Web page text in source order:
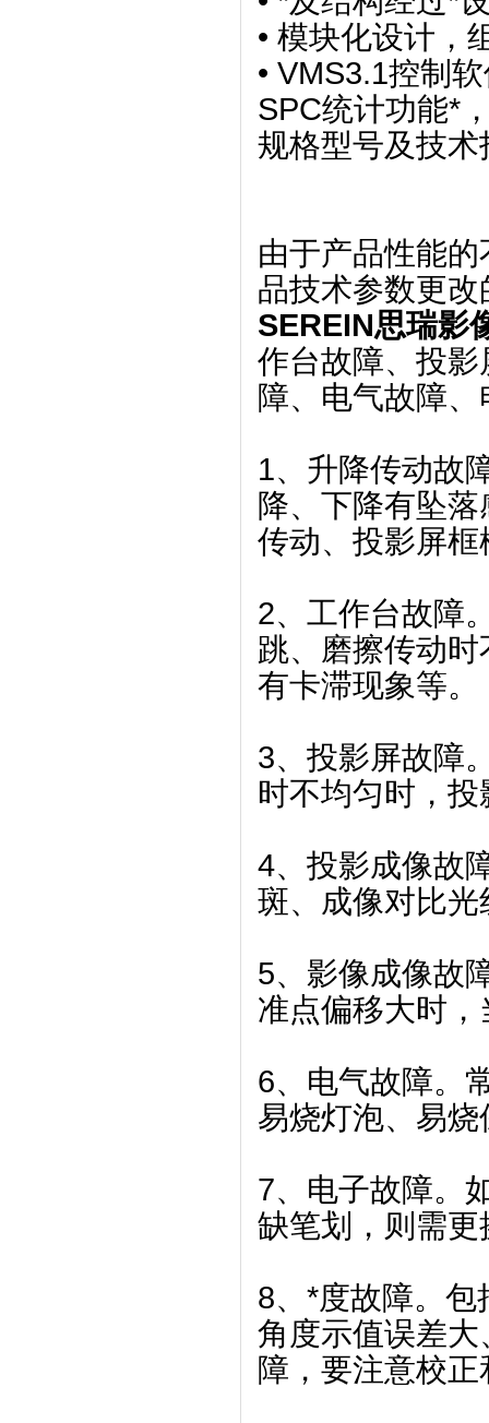
• 模块化设计，
• VMS3.1控制
SPC统计功能*
规格型号及技术
由于产品性能
品技术参数更改
SEREIN思瑞影
作台故障、投
障、电气故障
1、升降传动故
降、下降有坠
传动、投影屏框
2、工作台故障
跳、磨擦传动
有卡滞现象等。
3、投影屏故障
时不均匀时，
4、投影成像故
斑、成像对比光
5、影像成像故
准点偏移大时
6、电气故障。
易烧灯泡、易
7、电子故障。
缺笔划，则需
8、*度故障。
角度示值误差
障，要注意校